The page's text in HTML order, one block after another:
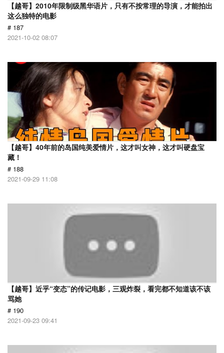
【越哥】2010年限制级黑华语片，只有不按常理的导演，才能拍出
这么独特的电影
# 187
2021-10-02 08:07
【越哥】40年前的岛国纯美爱情片，这才叫女神，这才叫硬盘宝
藏！
# 188
2021-09-29 11:08
【越哥】近乎“变态”的传记电影，三观炸裂，看完都不知道该不该
骂她
# 190
2021-09-23 09:41